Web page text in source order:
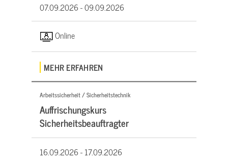
07.09.2026 -09.09.2026
Online
MEHR ERFAHREN
Arbeitssicherheit / Sicherheitstechnik
Auffrischungskurs
Sicherheitsbeauftragter
16.09.2026 -17.09.2026